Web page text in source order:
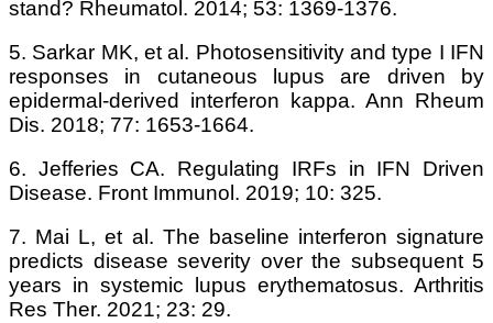
stand? Rheumatol. 2014; 53: 1369-1376.
5. Sarkar MK, et al. Photosensitivity and type I IFN
responses in cutaneous lupus are driven by
epidermal-derived interferon kappa. Ann Rheum
Dis. 2018; 77: 1653-1664.
6. Jefferies CA. Regulating IRFs in IFN Driven
Disease. Front Immunol. 2019; 10: 325.
7. Mai L, et al. The baseline interferon signature
predicts disease severity over the subsequent 5
years in systemic lupus erythematosus. Arthritis
Res Ther. 2021; 23: 29.